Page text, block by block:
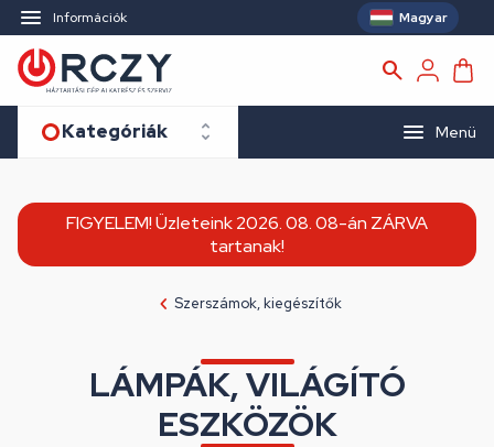
Információk Magyar
Kategóriák Menü
FIGYELEM! Üzleteink 2026. 08. 08-án ZÁRVA
tartanak!
Szerszámok, kiegészítők
LÁMPÁK, VILÁGÍTÓ
ESZKÖZÖK